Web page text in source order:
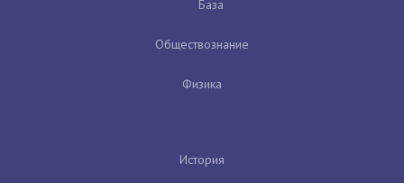
База
Обществознание
Физика
История